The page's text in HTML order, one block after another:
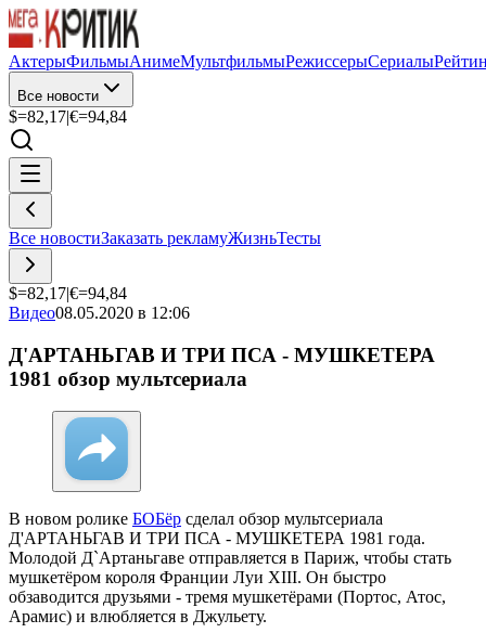
АктерыФильмыАнимеМультфильмыРежиссерыСериалы
Все новости
$=82,17|€=94,84
Все новостиЗаказать рекламуЖизньТесты
$=82,17|€=94,84
Видео08.05.2020 в 12:06
Д'АРТАНЬГАВ И ТРИ ПСА - МУШКЕТЕРА
1981 обзор мультсериала
В новом ролике БОБёр сделал обзор мультсериала
Д'АРТАНЬГАВ И ТРИ ПСА - МУШКЕТЕРА 1981 года.
Молодой Д`Артаньгаве отправляется в Париж, чтобы стать
мушкетёром короля Франции Луи XIII. Он быстро
обзаводится друзьями - тремя мушкетёрами (Портос, Атос,
Арамис) и влюбляется в Джульету.